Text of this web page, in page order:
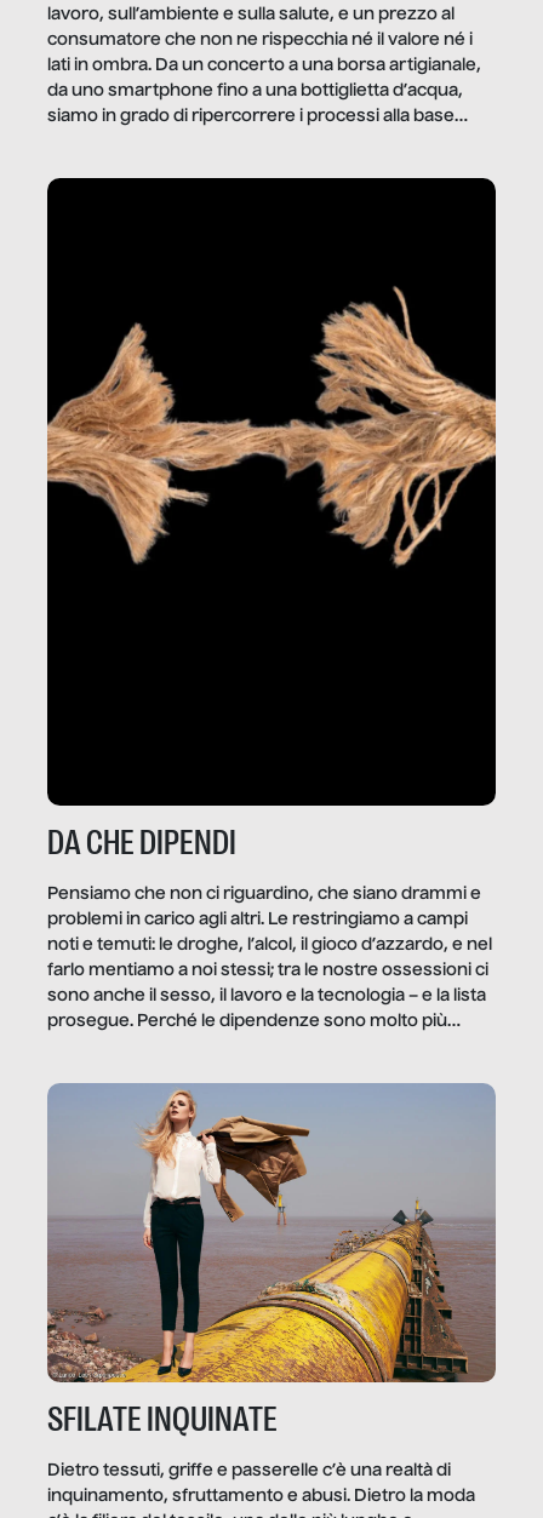
lavoro, sull’ambiente e sulla salute, e un prezzo al
consumatore che non ne rispecchia né il valore né i
lati in ombra. Da un concerto a una borsa artigianale,
da uno smartphone fino a una bottiglietta d’acqua,
siamo in grado di ripercorrere i processi alla base
dietro gli oggetti e i servizi che fanno la nostra vita
DA CHE DIPENDI
Pensiamo che non ci riguardino, che siano drammi e
problemi in carico agli altri. Le restringiamo a campi
noti e temuti: le droghe, l’alcol, il gioco d’azzardo, e nel
farlo mentiamo a noi stessi; tra le nostre ossessioni ci
sono anche il sesso, il lavoro e la tecnologia – e la lista
prosegue. Perché le dipendenze sono molto più
trae un guadagno. In questo reportage vediamo
quale e come.
SFILATE INQUINATE
Dietro tessuti, griffe e passerelle c’è una realtà di
inquinamento, sfruttamento e abusi. Dietro la moda